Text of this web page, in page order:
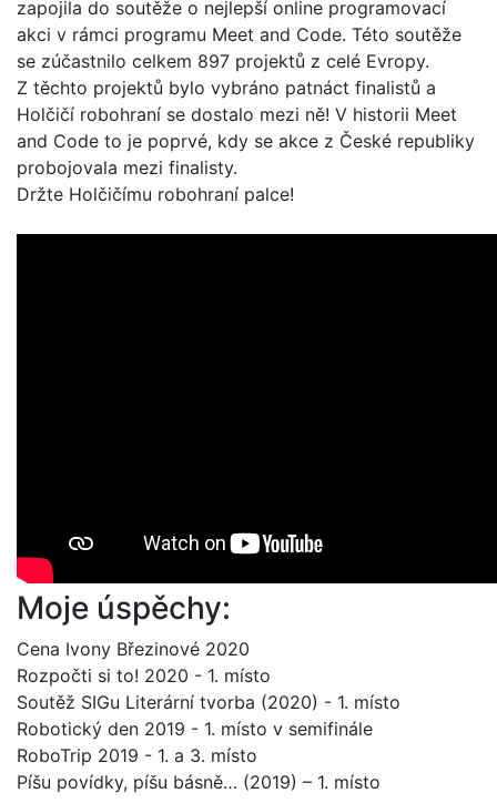
Moje úspěchy:
Cena Ivony Březinové 2020
Rozpočti si to! 2020 - 1. místo
Soutěž SIGu Literární tvorba (2020) - 1. místo
Robotický den 2019 - 1. místo v semifinále
RoboTrip 2019 - 1. a 3. místo
Píšu povídky, píšu básně… (2019) – 1. místo
zapojila do soutěže o nejlepší online programovací
akci v rámci programu Meet and Code. Této soutěže
se zúčastnilo celkem 897 projektů z celé Evropy.
Z těchto projektů bylo vybráno patnáct finalistů a
Holčičí robohraní se dostalo mezi ně! V historii Meet
and Code to je poprvé, kdy se akce z České republiky
probojovala mezi finalisty.
Držte Holčičímu robohraní palce!